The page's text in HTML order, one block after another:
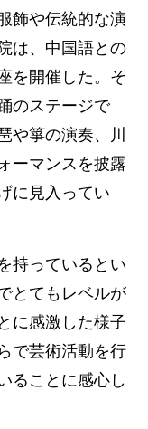
飾や伝統的な演
は、中国語との
を開催した。そ
のステージで
や箏の演奏、川
ーマンスを披露
に見入ってい
っているとい
とてもレベルが
に感激した様子
で芸術活動を行
ることに感心し